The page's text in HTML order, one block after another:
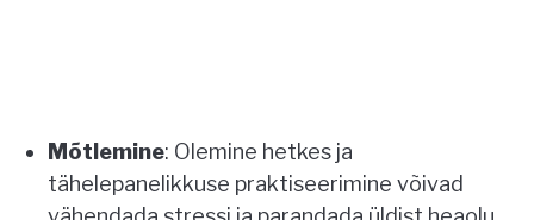
Mõtlemine: Olemine hetkes ja
tähelepanelikkuse praktiseerimine võivad